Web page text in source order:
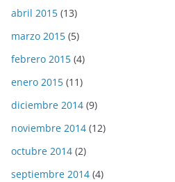
abril 2015 (13)
marzo 2015 (5)
febrero 2015 (4)
enero 2015 (11)
diciembre 2014 (9)
noviembre 2014 (12)
octubre 2014 (2)
septiembre 2014 (4)